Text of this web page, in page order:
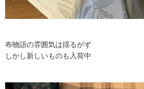
布物語の雰囲気は揺るがず
しかし新しいものも入荷中